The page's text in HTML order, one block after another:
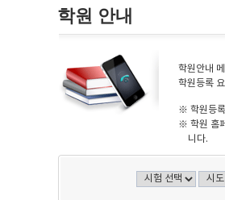
학원 안내
학원안내
학원등록
※ 학원등록
※ 학원 홈
니다.